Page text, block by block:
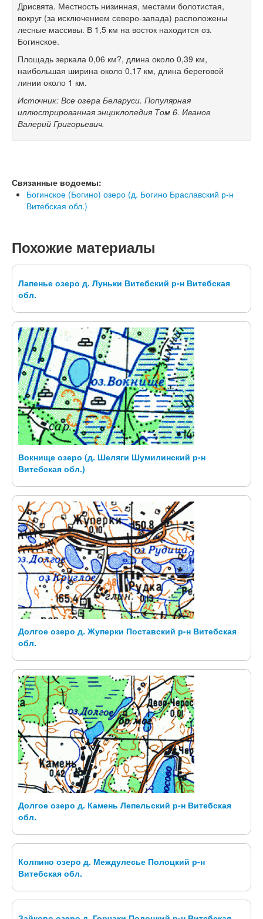
Дрисвята. Местность низинная, местами болотистая,
вокруг (за исключением северо-запада) расположены
лесные массивы. В 1,5 км на восток находится оз.
Богинское.
Площадь зеркала 0,06 км?, длина около 0,39 км,
наибольшая ширина около 0,17 км, длина береговой
линии около 1 км.
Источник: Все озера Беларуси. Популярная
иллюстрированная энциклопедия Том 6. Иванов
Валерий Григорьевич.
Связанные водоемы:
Богинское (Богино) озеро (д. Богино Браславский р-н
Витебская обл.)
Похожие материалы
Лапенье озеро д. Луньки Витебский р-н Витебская
обл.
Вокнище озеро (д. Шеляги Шумилинский р-н
Витебская обл.)
Долгое озеро д. Жуперки Поставский р-н Витебская
обл.
Долгое озеро д. Камень Лепельский р-н Витебская
обл.
Колпино озеро д. Междулесье Полоцкий р-н
Витебская обл.